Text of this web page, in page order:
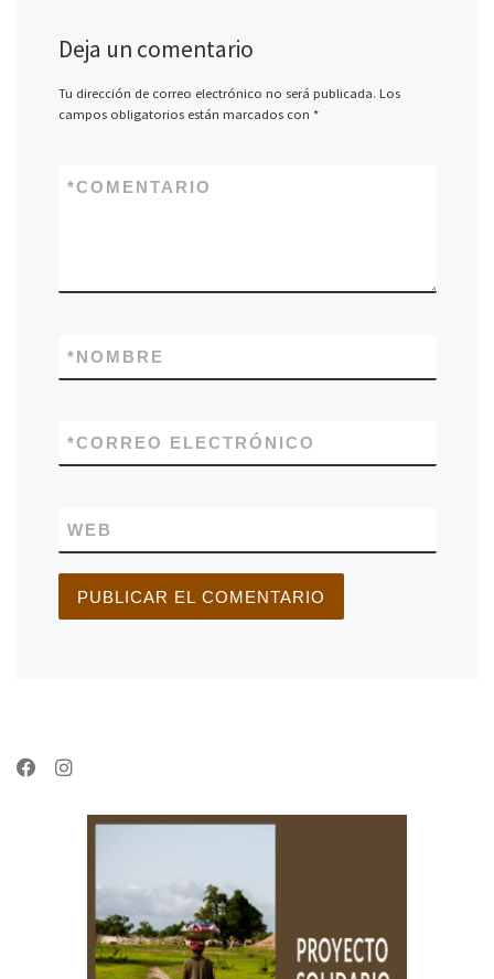
Deja un comentario
Tu dirección de correo electrónico no será publicada. Los
campos obligatorios están marcados con *
COMENTARIO
*
NOMBRE
*
CORREO ELECTRÓNICO
*
WEB